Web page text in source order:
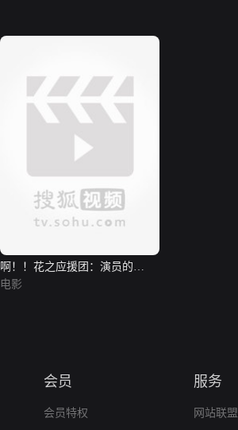
啊！！花之应援团：演员的…
电影
会员
会员特权
服务
网站联盟